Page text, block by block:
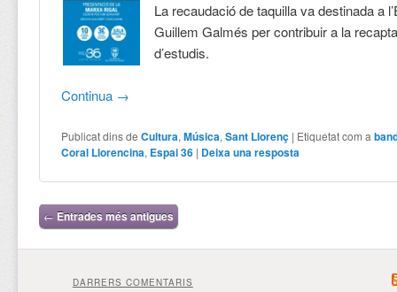
La recaudació de taquilla va destinada a
Guillem Galmés per contribuir a la
d’estudis.
Continua →
Publicat dins de Cultura,Música,Sant Llorenç | Etiquetat com a
Coral Llorencina, Espai 36 | Deixa una resposta
Navegació per les entrades
← Entrades més antigues
DARRERS COMENTARIS